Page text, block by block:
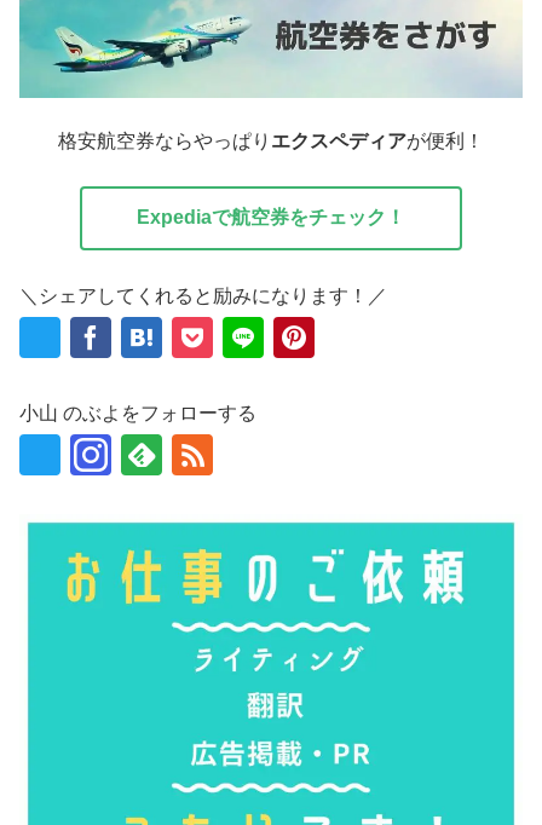
格安航空券ならやっぱり エクスペディアが便利！
Expediaで航空券をチェック！
＼シェアしてくれると励みになります！／
小山 のぶよをフォローする